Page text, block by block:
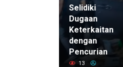
Selidiki
Dugaan
Keterkaitan
dengan
Pencurian
13